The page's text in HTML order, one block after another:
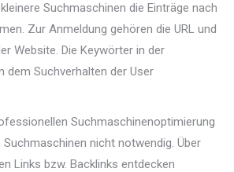
Suchmaschinen die Einträge nach
Zur Anmeldung gehören die URL und
Website. Die Keywörter in der
dem Suchverhalten der User
Suchmaschinenoptimierung
nicht notwendig. Über
Links bzw. Backlinks entdecken